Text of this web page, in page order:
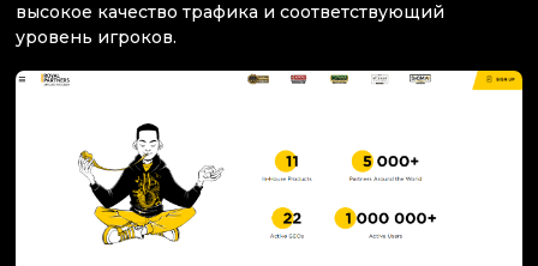
высокое качество трафика и соответствующий
уровень игроков.